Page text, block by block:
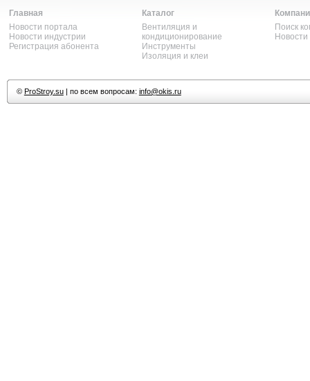
Главная
Новости портала
Новости индустрии
Регистрация абонента
Каталог
Вентиляция и
кондиционирование
Инструменты
Изоляция и клеи
Поиск
© ProStroy.su| по всем вопросам: info@okis.ru